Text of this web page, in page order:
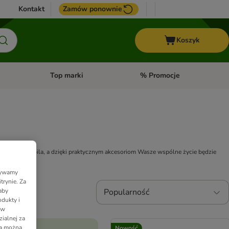
Kontakt Zamów ponownie
Koszyk
kategorii: PtakiOtwórz menu kategorii: Konie
Top marki Otwórz menu kategorii: Top
% Promocje
pupila, a dzięki praktycznym akcesoriom Wasze wspólne życie będzie
Popularność
Za
i
za
można